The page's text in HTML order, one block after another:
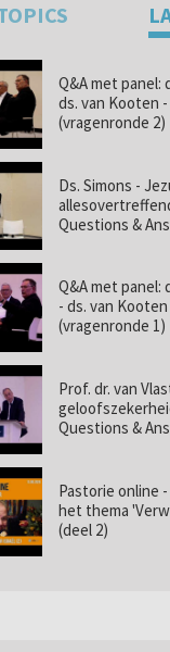
Q&A met panel:
ds. van Kooten
(vragenronde 2)
Ds. Simons -
Questions &
Q&A met panel:
- ds. van
(vragenronde 1)
Prof. dr. van
Questions &
Pastorie online
het thema
(deel 2)